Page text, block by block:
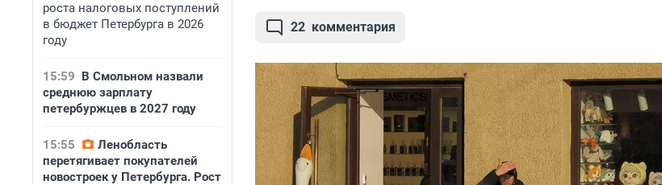
роста налоговых поступлений
в бюджет Петербурга в 2026
году
15:59 В Смольном назвали
среднюю зарплату
петербуржцев в 2027 году
15:55
Ленобласть
перетягивает покупателей
новостроек у Петербурга. Рост
22 комментария